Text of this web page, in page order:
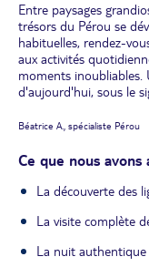
Entre paysages
trésors du Pérou se
habituelles, rendez-
aux activités
moments inoubliables.
d'aujourd'hui, sous le
Béatrice A., spécialiste Pérou
Ce que nous avons
La découverte des
La visite complète
La nuit authentique